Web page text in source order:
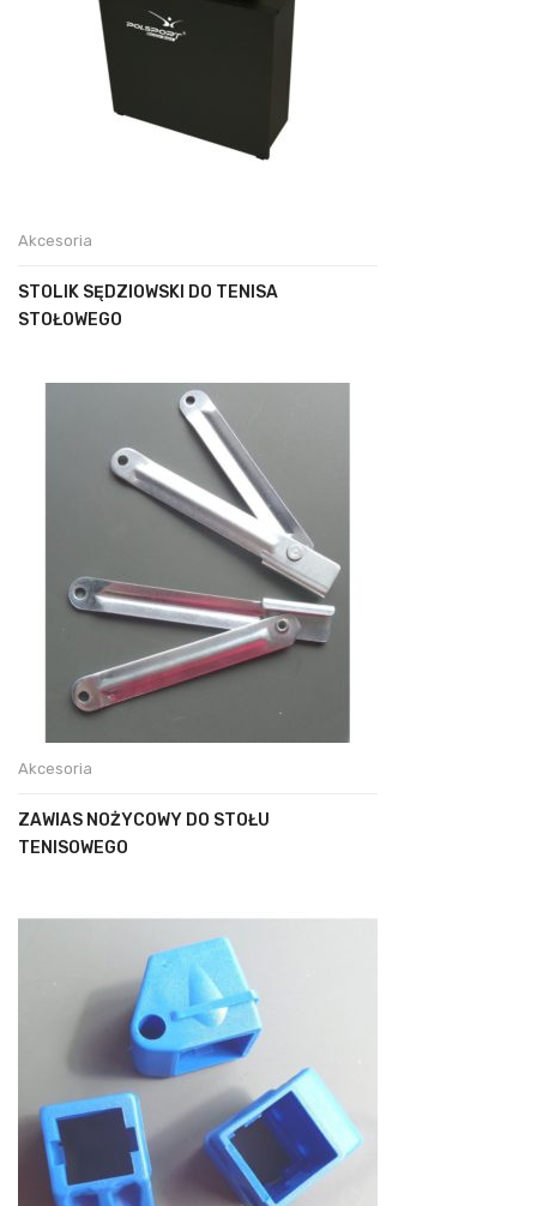
Akcesoria
STOLIK SĘDZIOWSKI DO TENISA
STOŁOWEGO
Akcesoria
ZAWIAS NOŻYCOWY DO STOŁU
TENISOWEGO